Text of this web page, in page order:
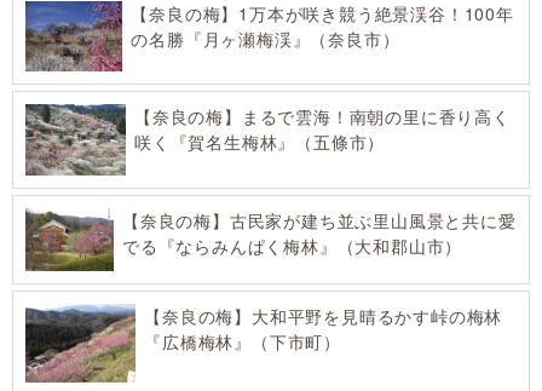
【奈良の梅】1万本が咲き競う絶景渓谷！100年
の名勝『月ヶ瀬梅渓』（奈良市）
【奈良の梅】まるで雲海！南朝の里に香り高く
咲く『賀名生梅林』（五條市）
【奈良の梅】古民家が建ち並ぶ里山風景と共に愛
でる『ならみんぱく梅林』（大和郡山市）
【奈良の梅】大和平野を見晴るかす峠の梅林
『広橋梅林』（下市町）